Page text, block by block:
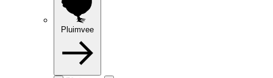
Pluimvee